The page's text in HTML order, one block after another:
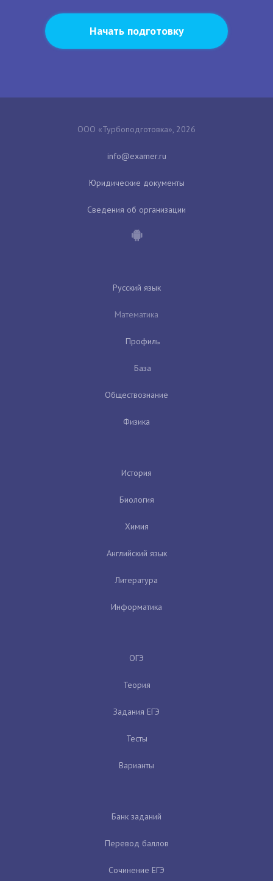
Начать подготовку
ООО «Турбоподготовка», 2026
Юридические документы
Сведения об организации
Русский язык
Математика
Профиль
База
Обществознание
Физика
История
Биология
Химия
Английский язык
Литература
Информатика
ОГЭ
Теория
Задания ЕГЭ
Тесты
Варианты
Банк заданий
Перевод баллов
Сочинение ЕГЭ